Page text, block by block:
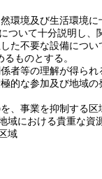
環境及び生活環境
いて十分説明し、
た不要な設備につ
ものとする。
等の理解が得られ
な参加及び地域
、事業を抑制する区
域における貴重な資
域